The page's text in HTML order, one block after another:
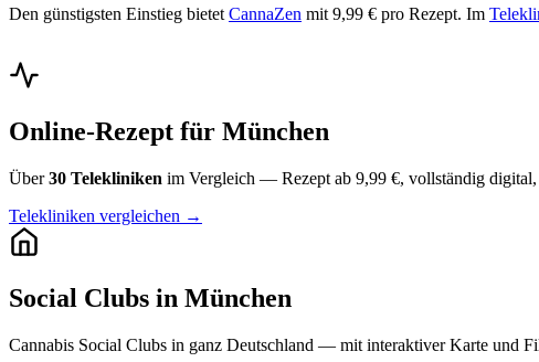
Den günstigsten Einstieg bietet CannaZen mit 9,99 € pro Rezept. Im
Online-Rezept für München
Über30 Telekliniken im Vergleich — Rezept ab 9,99 €, vollständig
Telekliniken vergleichen →
Social Clubs in München
Cannabis Social Clubs in ganz Deutschland — mit interaktiver Karte und